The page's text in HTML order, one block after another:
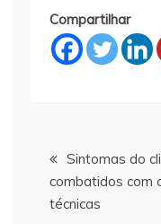
Compartilhar
Navegação
de
Sintomas do
combatidos com
técnicas